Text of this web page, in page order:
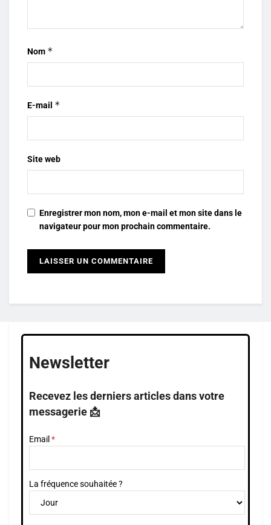
Nom *
E-mail *
Site web
Enregistrer mon nom, mon e-mail et mon site dans le
navigateur pour mon prochain commentaire.
Newsletter
Recevez les derniers articles dans votre
messagerie 📩
Email
La fréquence souhaitée ?